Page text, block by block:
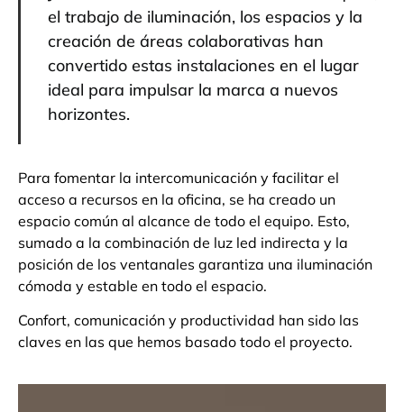
el trabajo de iluminación, los espacios y la
creación de áreas colaborativas han
convertido estas instalaciones en el lugar
ideal para impulsar la marca a nuevos
horizontes.
Para fomentar la intercomunicación y facilitar el
acceso a recursos en la oficina, se ha creado un
espacio común al alcance de todo el equipo. Esto,
sumado a la combinación de luz led indirecta y la
posición de los ventanales garantiza una iluminación
cómoda y estable en todo el espacio.
Confort, comunicación y productividad han sido las
claves en las que hemos basado todo el proyecto.